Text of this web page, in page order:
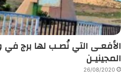
الأفعـى التي نُصـب لها برج
المجينيـن
26/08/2020